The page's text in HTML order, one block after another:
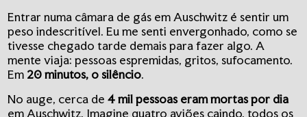
Entrar numa câmara de gás em Auschwitz é sentir um
peso indescritível. Eu me senti envergonhado, como se
tivesse chegado tarde demais para fazer algo. A
mente viaja: pessoas espremidas, gritos, sufocamento.
Em 20 minutos, o silêncio.
No auge, cerca de4 mil pessoas eram mortas por dia
em Auschwitz. Imagine quatro aviões caindo, todos os